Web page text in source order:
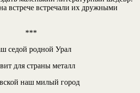
встрече встречали их дружными
***
седой родной Урал
для страны металл
наш милый город